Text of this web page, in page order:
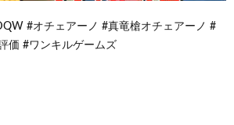
#オチェアーノ #真竜槍オチェアーノ #
価 #ワンキルゲームズ